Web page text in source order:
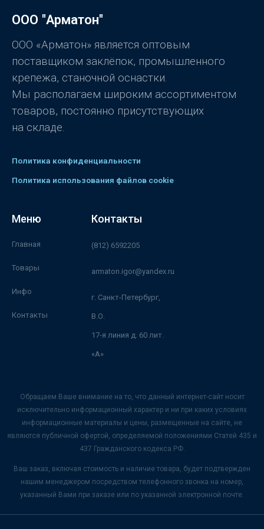
и
з
ООО "Арматон"
ООО «Арматон» является оптовым
поставщиком заклёпок, промышленного
крепежа, станочной оснастки.
Мы располагаем широким ассортиментом
товаров, постоянно присутствующих
на складе.
Политика конфиденциальности
Политика использования файлов cookie
Меню
Главная
Товары
Инфо
Контакты
Контакты
(812) 6592205
armaton.igor@yandex.ru
г. Санкт-Петербург,
В.О.
17-я линия д. 60 лит.
«А»
Обращаем Ваше внимание на то, что данный интернет-сайт носит
исключительно информационный характер и ни при каких условиях
информационные материалы и цены, размещенные на сайте, не
являются публичной офертой, определяемой положениями Статей 435 и
437 Гражданского кодекса РФ.
Ваш заказ, включая стоимость и наличие товара, будет подтвержден
нашим менеджером посредством телефонного звонка на номер,
указанный Вами при заказе или по указанной электронной почте.